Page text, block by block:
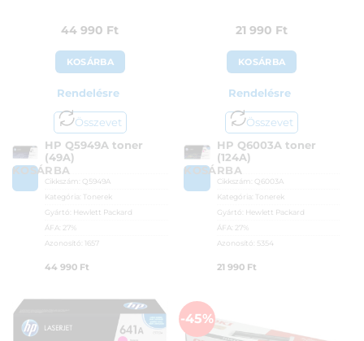
44 990 Ft
KOSÁRBA
Rendelésre
Összevet
KOSÁRBA
HP Q5949A toner
(49A)
Cikkszám: Q5949A
Kategória:
Tonerek
Gyártó: Hewlett Packard
ÁFA:
27%
Azonosító: 1657
44 990 Ft
21 990 Ft
KOSÁRBA
Rendelésre
Összevet
KOSÁRBA
HP Q6003A toner
(124A)
Cikkszám: Q6003A
Kategória:
Tonerek
Gyártó: Hewlett Packard
ÁFA:
27%
Azonosító: 5354
21 990 Ft
-45%